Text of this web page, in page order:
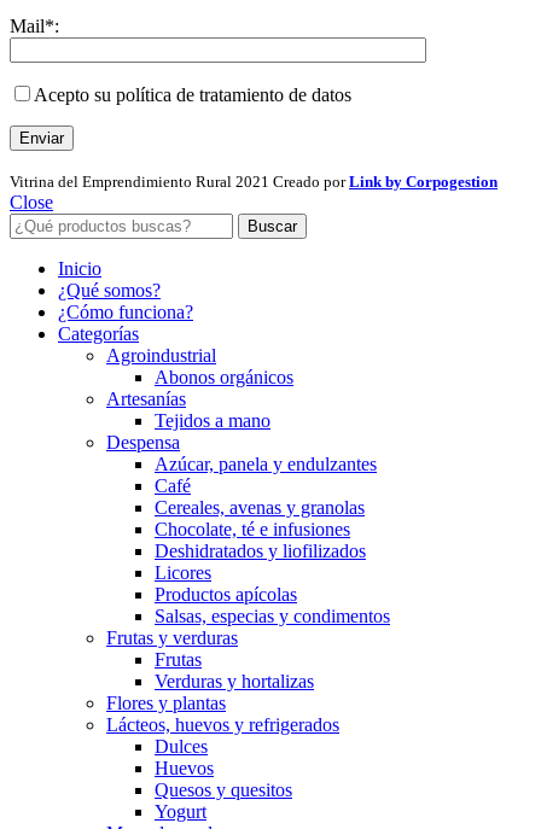
Mail*:
Acepto su política de tratamiento de datos
Vitrina del Emprendimiento Rural 2021 Creado porLink by Corpogestion
Close
Buscar
Inicio
¿Qué somos?
¿Cómo funciona?
Categorías
Agroindustrial
Abonos orgánicos
Artesanías
Tejidos a mano
Despensa
Azúcar, panela y endulzantes
Café
Cereales, avenas y granolas
Chocolate, té e infusiones
Deshidratados y liofilizados
Licores
Productos apícolas
Salsas, especias y condimentos
Frutas y verduras
Frutas
Verduras y hortalizas
Flores y plantas
Lácteos, huevos y refrigerados
Dulces
Huevos
Quesos y quesitos
Yogurt